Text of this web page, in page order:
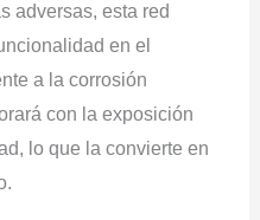
adversas, esta red
en el
a la corrosión
con la exposición
lo que la convierte en